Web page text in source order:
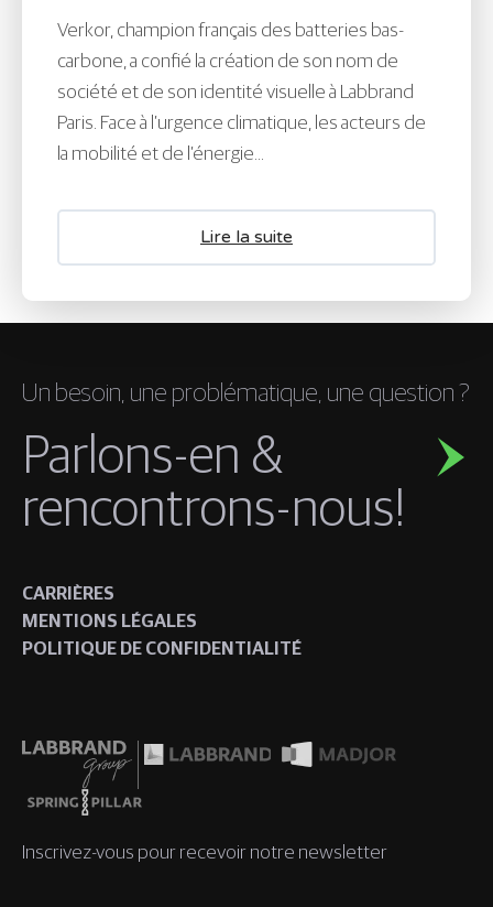
Verkor, champion français des batteries bas-
carbone, a confié la création de son nom de
société et de son identité visuelle à Labbrand
Paris. Face à l’urgence climatique, les acteurs de
la mobilité et de l’énergie...
Lire la suite
Un besoin, une problématique, une question ?
Parlons-en &
rencontrons-nous!
CARRIÈRES
MENTIONS LÉGALES
POLITIQUE DE CONFIDENTIALITÉ
Inscrivez-vous pour recevoir notre newsletter